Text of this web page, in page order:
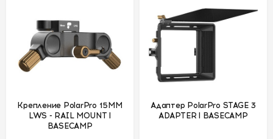
ОБОРУДОВАНИЕ
Светофильтры
и компендиумы
Система
компендиума
Крепление PolarPro 15MM
LWS - RAIL MOUNT |
BASECAMP
Адаптер PolarPro STAGE 3
ADAPTER | BASECAMP